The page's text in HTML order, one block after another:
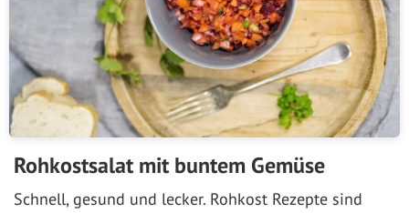
Rohkostsalat mit buntem Gemüse
Schnell, gesund und lecker. Rohkost Rezepte sind